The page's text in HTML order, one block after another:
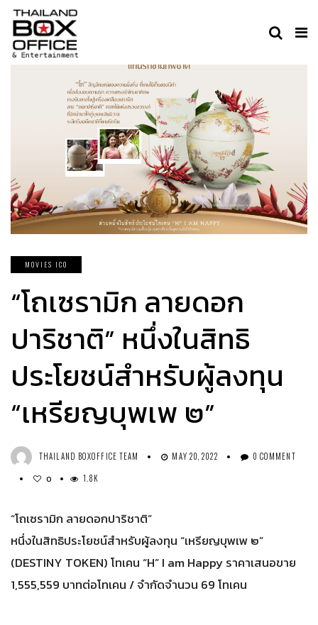
MOVIES ICO
“โถเซรามิก ลายดอก
ปาริชาติ” หนึ่งในสิทธิ
ประโยชน์สำหรับผู้ลงทุน
“เหรียญบุพเพ ๒”
THAILAND BOXOFFICE TEAM MAY 20, 2022 0 COMMENT
0 1.8K
“โถเซรามิก ลายดอกปาริชาติ”
หนึ่งในสิทธิประโยชน์สำหรับผู้ลงทุน “เหรียญบุพเพ ๒”
(DESTINY TOKEN) โทเคน “H” I am Happy ราคาเสนอขาย
1,555,559 บาทต่อโทเคน / จำกัดจำนวน 69 โทเคน